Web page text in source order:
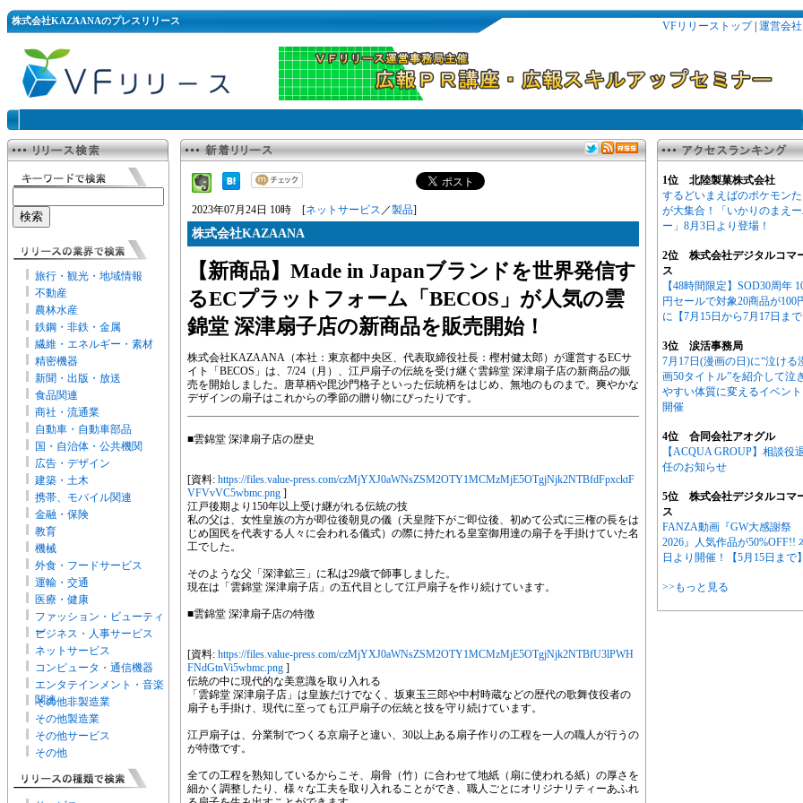
株式会社KAZAANAのプレスリリース VFリリーストップ| 運営会社
旅行・観光・地域情報
不動産
農林水産
鉄鋼・非鉄・金属
繊維・エネルギー・素材
精密機器
新聞・出版・放送
食品関連
商社・流通業
自動車・自動車部品
国・自治体・公共機関
広告・デザイン
建築・土木
携帯、モバイル関連
金融・保険
教育
機械
外食・フードサービス
運輸・交通
医療・健康
ファッション・ビューティ
ー
ビジネス・人事サービス
ネットサービス
コンピュータ・通信機器
エンタテインメント・音楽
関連
その他非製造業
その他製造業
その他サービス
その他
2023年07月24日 10時 [ネットサービス ／製品]
株式会社KAZAANA
【新商品】Made in Japanブランドを世界発信す
るECプラットフォーム「BECOS」が人気の雲
錦堂 深津扇子店の新商品を販売開始！
株式会社KAZAANA（本社：東京都中央区、代表取締役社長：樫村健太郎）が運営するECサ
イト「BECOS」は、7/24（月）、江戸扇子の伝統を受け継ぐ雲錦堂 深津扇子店の新商品の販
売を開始しました。唐草柄や毘沙門格子といった伝統柄をはじめ、無地のものまで。爽やかな
デザインの扇子はこれからの季節の贈り物にぴったりです。
■雲錦堂 深津扇子店の歴史
[資料: https://files.value-press.com/czMjYXJ0aWNsZSM2OTY1MCMzMjE5OTgjNjk2NTBfdFpxcktF
VFVvVC5wbmc.png ]
江戸後期より150年以上受け継がれる伝統の技
私の父は、女性皇族の方が即位後朝見の儀（天皇陛下がご即位後、初めて公式に三権の長をは
じめ国民を代表する人々に会われる儀式）の際に持たれる皇室御用達の扇子を手掛けていた名
工でした。
そのような父「深津鉱三」に私は29歳で師事しました。
現在は「雲錦堂 深津扇子店」の五代目として江戸扇子を作り続けています。
■雲錦堂 深津扇子店の特徴
[資料: https://files.value-press.com/czMjYXJ0aWNsZSM2OTY1MCMzMjE5OTgjNjk2NTBfU3lPWH
FNdGtnVi5wbmc.png ]
伝統の中に現代的な美意識を取り入れる
「雲錦堂 深津扇子店」は皇族だけでなく、坂東玉三郎や中村時蔵などの歴代の歌舞伎役者の
扇子も手掛け、現代に至っても江戸扇子の伝統と技を守り続けています。
江戸扇子は、分業制でつくる京扇子と違い、30以上ある扇子作りの工程を一人の職人が行うの
が特徴です。
全ての工程を熟知しているからこそ、扇骨（竹）に合わせて地紙（扇に使われる紙）の厚さを
細かく調整したり、様々な工夫を取り入れることができ、職人ごとにオリジナリティーあふれ
1位 北陸製菓株式会社
するどいまえばのポケモン
が大集合！「いかりのまえ
ー」8月3日より登場！
2位 株式会社デジタルコマ
ス
【48時間限定】SOD30周年
円セールで対象20商品が100
に【7月15日から7月17日まで
3位 涙活事務局
7月17日(漫画の日)に“泣ける
画50タイトル”を紹介して泣
やすい体質に変えるイベン
開催
4位 合同会社アオグル
【ACQUA GROUP】相談役
任のお知らせ
5位 株式会社デジタルコマ
ス
FANZA動画『GW大感謝祭
2026』人気作品が50%OFF!!
日より開催！【5月15日まで】
>>もっと見る